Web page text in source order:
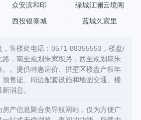
众安滨和印 绿城江澜云境阁
西投银泰城 蓝城久宸里
，售楼处电话：0571-88355553，楼盘/
，南至规划朱家坝路，西至规划康朱
。提供特惠房价、拱墅区楼盘产权年
预售证、周边配套设施和地图交通、楼
消息。
产信息聚合类导航网站，仅为方便广